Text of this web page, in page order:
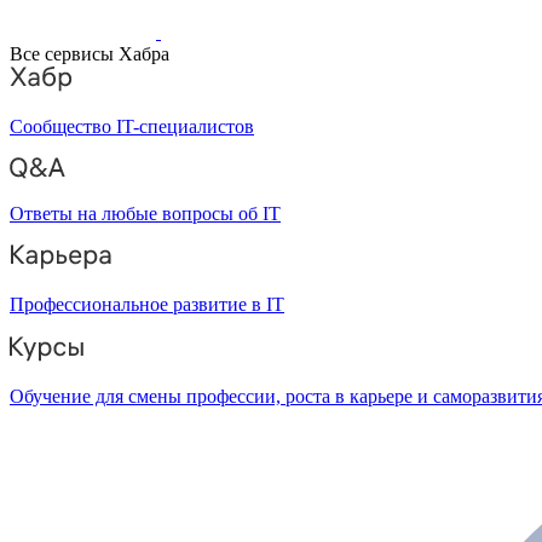
Все сервисы Хабра
Сообщество IT-специалистов
Ответы на любые вопросы об IT
Профессиональное развитие в IT
Обучение для смены профессии, роста в карьере и